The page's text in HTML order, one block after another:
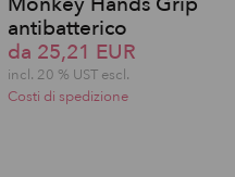
antibatterico
da 25,21 EUR
incl. 20 % UST escl.
Costi di spedizione